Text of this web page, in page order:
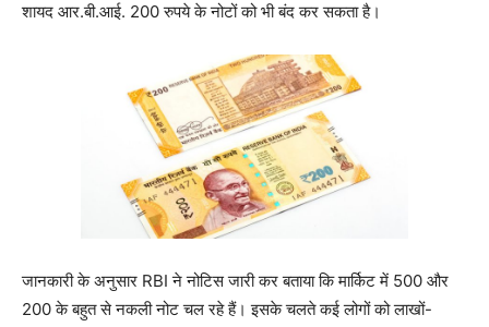
शायद आर.बी.आई. 200 रुपये के नोटों को भी बंद कर सकता है।
जानकारी के अनुसार RBI ने नोटिस जारी कर बताया कि मार्किट में 500 और
200 के बहुत से नकली नोट चल रहे हैं। इसके चलते कई लोगों को लाखों-